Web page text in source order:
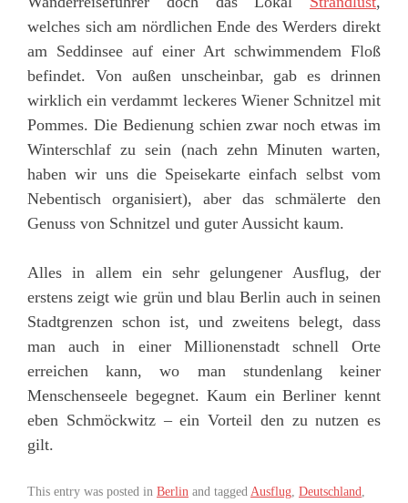
welches sich am nördlichen Ende des Werders direkt
am Seddinsee auf einer Art schwimmendem Floß
befindet. Von außen unscheinbar, gab es drinnen
wirklich ein verdammt leckeres Wiener Schnitzel mit
Pommes. Die Bedienung schien zwar noch etwas im
Winterschlaf zu sein (nach zehn Minuten warten,
haben wir uns die Speisekarte einfach selbst vom
Nebentisch organisiert), aber das schmälerte den
Genuss von Schnitzel und guter Aussicht kaum.
Alles in allem ein sehr gelungener Ausflug, der
erstens zeigt wie grün und blau Berlin auch in seinen
Stadtgrenzen schon ist, und zweitens belegt, dass
man auch in einer Millionenstadt schnell Orte
erreichen kann, wo man stundenlang keiner
Menschenseele begegnet. Kaum ein Berliner kennt
eben Schmöckwitz – ein Vorteil den zu nutzen es
gilt.
This entry was posted in Berlin and tagged Ausflug, Deutschland,